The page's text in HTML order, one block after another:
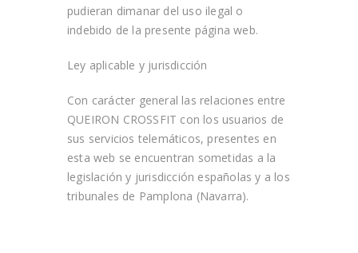
pudieran dimanar del uso ilegal o
indebido de la presente página web.
Ley aplicable y jurisdicción​
Con carácter general las relaciones entre
QUEIRON CROSSFIT con los usuarios de
sus servicios telemáticos, presentes en
esta web se encuentran sometidas a la
legislación y jurisdicción españolas y a los
tribunales de Pamplona (Navarra).